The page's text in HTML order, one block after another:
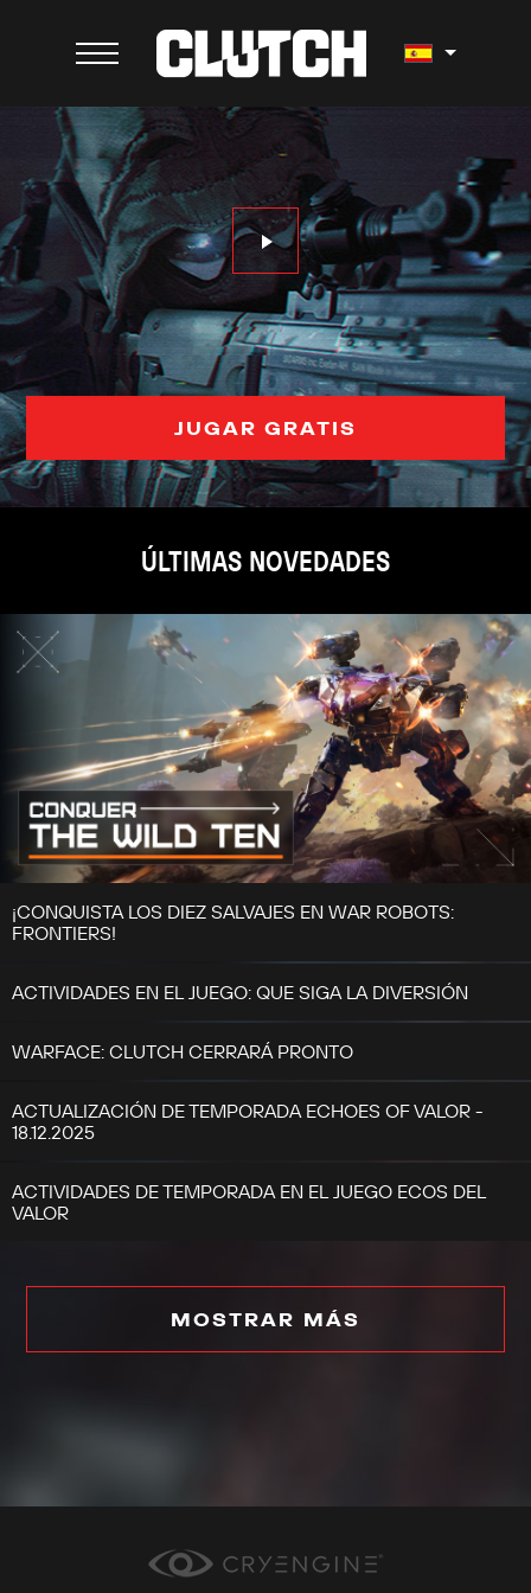
JUGAR GRATIS
ÚLTIMAS NOVEDADES
¡CONQUISTA LOS DIEZ SALVAJES EN WAR ROBOTS:
FRONTIERS!
ACTIVIDADES EN EL JUEGO: QUE SIGA LA DIVERSIÓN
WARFACE: CLUTCH CERRARÁ PRONTO
ACTUALIZACIÓN DE TEMPORADA ECHOES OF VALOR -
18.12.2025
ACTIVIDADES DE TEMPORADA EN EL JUEGO ECOS DEL
VALOR
MOSTRAR MÁS